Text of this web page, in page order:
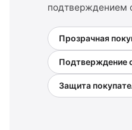
подтверждением
Прозрачная
Подтверждение
Защита